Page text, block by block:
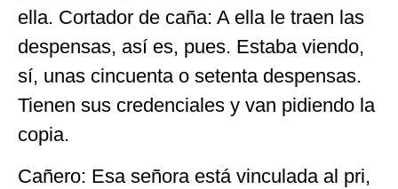
ella. Cortador de caña: A ella le traen las
despensas, así es, pues. Estaba viendo,
sí, unas cincuenta o setenta despensas.
Tienen sus credenciales y van pidiendo la
copia.
Cañero: Esa señora está vinculada al pri,